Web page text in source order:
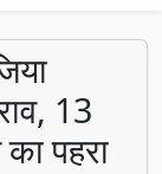
13
पहरा